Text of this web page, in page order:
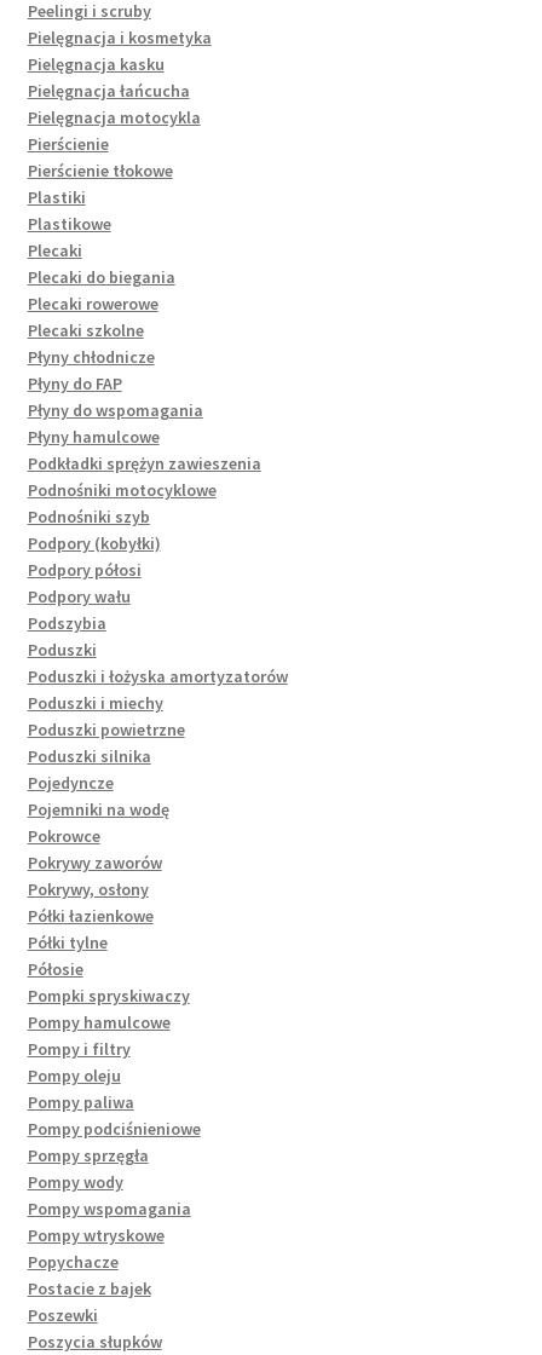
Peelingi i scruby
Pielęgnacja i kosmetyka
Pielęgnacja kasku
Pielęgnacja łańcucha
Pielęgnacja motocykla
Pierścienie
Pierścienie tłokowe
Plastiki
Plastikowe
Plecaki
Plecaki do biegania
Plecaki rowerowe
Plecaki szkolne
Płyny chłodnicze
Płyny do FAP
Płyny do wspomagania
Płyny hamulcowe
Podkładki sprężyn zawieszenia
Podnośniki motocyklowe
Podnośniki szyb
Podpory (kobyłki)
Podpory półosi
Podpory wału
Podszybia
Poduszki
Poduszki i łożyska amortyzatorów
Poduszki i miechy
Poduszki powietrzne
Poduszki silnika
Pojedyncze
Pojemniki na wodę
Pokrowce
Pokrywy zaworów
Pokrywy, osłony
Półki łazienkowe
Półki tylne
Półosie
Pompki spryskiwaczy
Pompy hamulcowe
Pompy i filtry
Pompy oleju
Pompy paliwa
Pompy podciśnieniowe
Pompy sprzęgła
Pompy wody
Pompy wspomagania
Pompy wtryskowe
Popychacze
Postacie z bajek
Poszewki
Poszycia słupków